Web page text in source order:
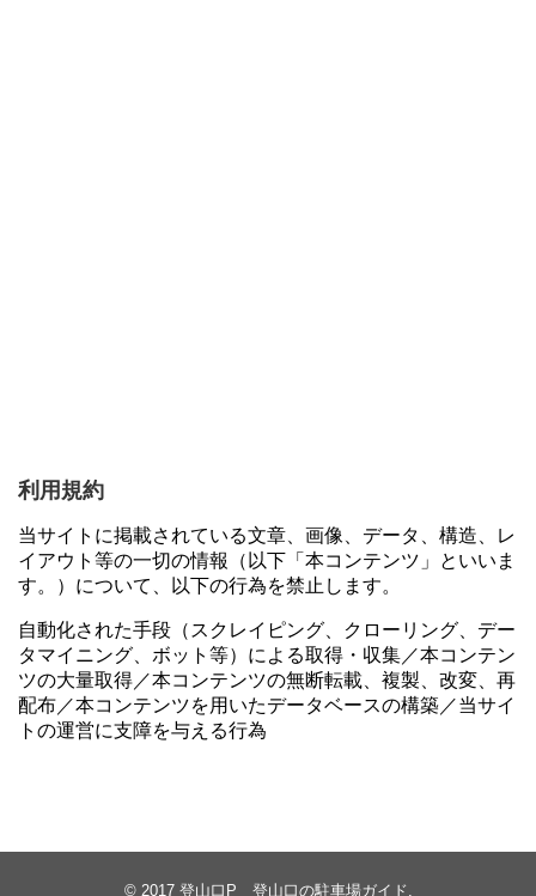
利用規約
当サイトに掲載されている文章、画像、データ、構造、レ
イアウト等の一切の情報（以下「本コンテンツ」といいま
す。）について、以下の行為を禁止します。
自動化された手段（スクレイピング、クローリング、デー
タマイニング、ボット等）による取得・収集／本コンテン
ツの大量取得／本コンテンツの無断転載、複製、改変、再
配布／本コンテンツを用いたデータベースの構築／当サイ
トの運営に支障を与える行為
© 2017 登山口P 登山口の駐車場ガイド